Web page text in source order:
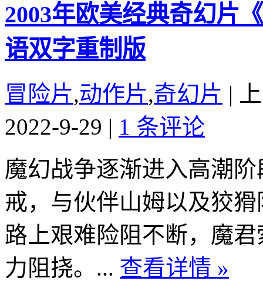
2003年欧美经典奇幻片
语双字重制版
冒险片,动作片,奇幻片 |
2022-9-29 | 1 条评论
魔幻战争逐渐进入高潮
戒，与伙伴山姆以及狡
路上艰难险阻不断，魔
力阻挠。... 查看详情 »